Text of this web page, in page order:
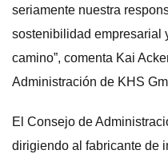
seriamente nuestra
sostenibilidad empresarial
camino”, comenta Kai
Administración de KHS
El Consejo de
dirigiendo al fabricante de